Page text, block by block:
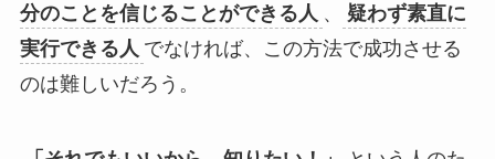
分のことを信じることができる人 、
疑わず素直に
実行できる人 でなければ、この方法で成功させる
のは難しいだろう。